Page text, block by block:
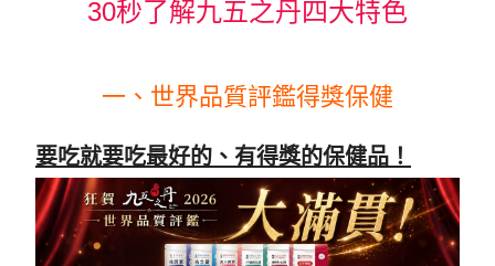
30秒了解九五之丹四大特色
一、世界品質評鑑得獎保健
要吃就要吃最好的、有得獎的保健品！